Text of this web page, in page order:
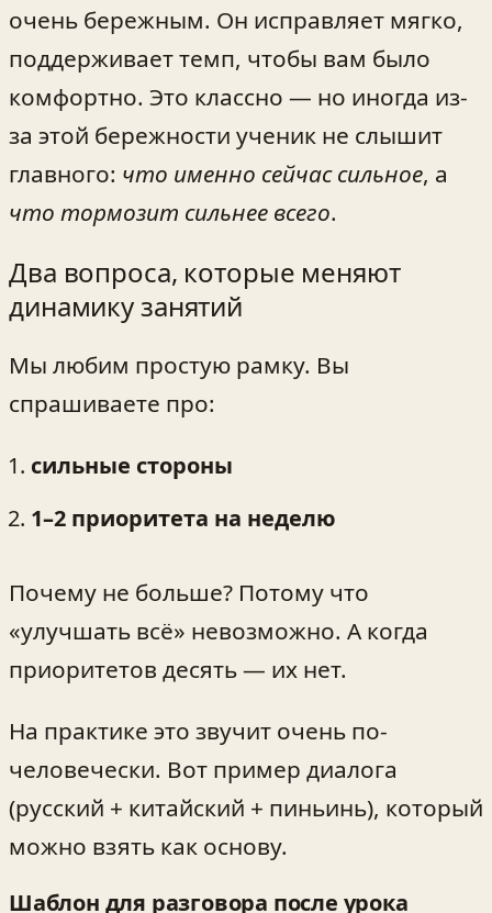
очень бережным. Он исправляет мягко,
поддерживает темп, чтобы вам было
комфортно. Это классно — но иногда из-
за этой бережности ученик не слышит
главного: что именно сейчас сильное, а
что тормозит сильнее всего.
Два вопроса, которые меняют
динамику занятий
Мы любим простую рамку. Вы
спрашиваете про:
сильные стороны
1–2 приоритета на неделю
Почему не больше? Потому что
«улучшать всё» невозможно. А когда
приоритетов десять — их нет.
На практике это звучит очень по-
человечески. Вот пример диалога
(русский + китайский + пиньинь), который
можно взять как основу.
Шаблон для разговора после урока